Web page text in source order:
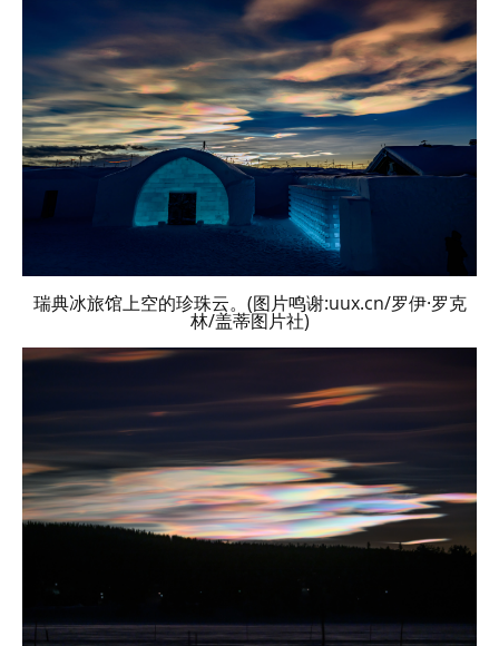
瑞典冰旅馆上空的珍珠云。(图片鸣谢:uux.cn/罗伊·罗克
林/盖蒂图片社)